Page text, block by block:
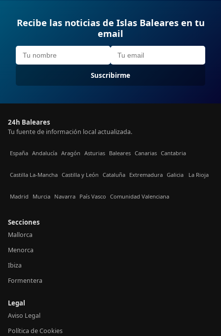
Recibe las noticias de Islas Baleares en tu
email
Suscribirme
24h Baleares
Tu fuente de información local actualizada.
España Andalucía Aragón Asturias Baleares Canarias Cantabria
Castilla La-Mancha Castilla y León Cataluña Extremadura Galicia La Rioja
Madrid Murcia Navarra País Vasco Comunidad Valenciana
Secciones
Mallorca
Menorca
Ibiza
Formentera
Legal
Aviso Legal
Política de Cookies